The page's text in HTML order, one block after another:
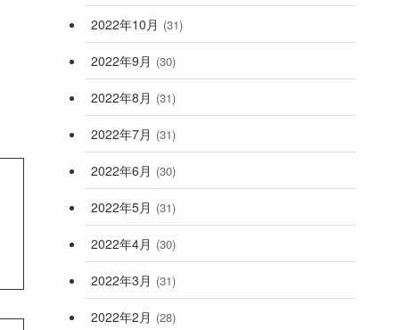
2022年10月 (31)
2022年9月 (30)
2022年8月 (31)
2022年7月 (31)
2022年6月 (30)
2022年5月 (31)
2022年4月 (30)
2022年3月 (31)
2022年2月 (28)